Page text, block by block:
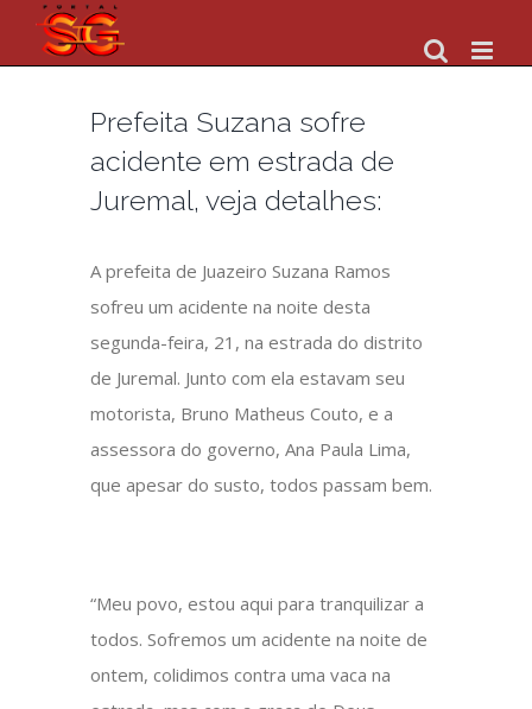
Prefeita Suzana sofre
acidente em estrada de
Juremal, veja detalhes:
A prefeita de Juazeiro Suzana Ramos
sofreu um acidente na noite desta
segunda-feira, 21, na estrada do distrito
de Juremal. Junto com ela estavam seu
motorista, Bruno Matheus Couto, e a
assessora do governo, Ana Paula Lima,
que apesar do susto, todos passam bem.
“Meu povo, estou aqui para tranquilizar a
todos. Sofremos um acidente na noite de
ontem, colidimos contra uma vaca na